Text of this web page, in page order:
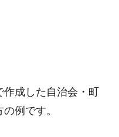
成した自治会・町
例です。